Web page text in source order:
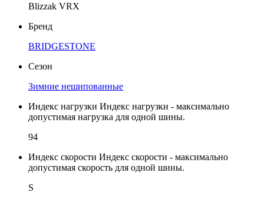
Blizzak VRX
Бренд
BRIDGESTONE
Сезон
Зимние нешипованные
Индекс нагрузки Индекс нагрузки - максимально
допустимая нагрузка для одной шины.
94
Индекс скорости Индекс скорости - максимально
допустимая скорость для одной шины.
S